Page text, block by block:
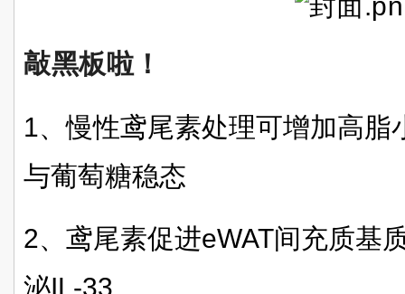
敲黑板啦！
1、慢性鸢尾素处理可增加高脂
与葡萄糖稳态
2、鸢尾素促进eWAT间充质基
泌IL-33